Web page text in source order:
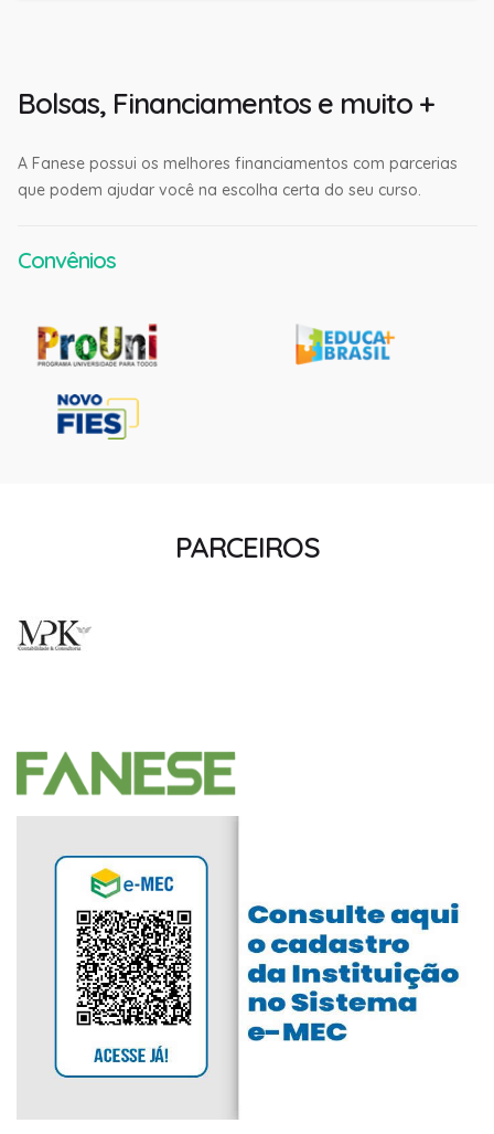
Bolsas, Financiamentos e muito +
A Fanese possui os melhores financiamentos com parcerias
que podem ajudar você na escolha certa do seu curso.
Convênios
PARCEIROS